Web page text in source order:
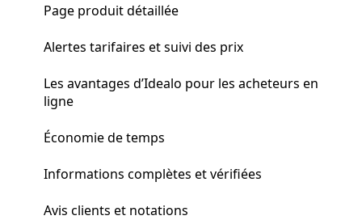
Page produit détaillée
Alertes tarifaires et suivi des prix
Les avantages d’Idealo pour les acheteurs en
ligne
Économie de temps
Informations complètes et vérifiées
Avis clients et notations